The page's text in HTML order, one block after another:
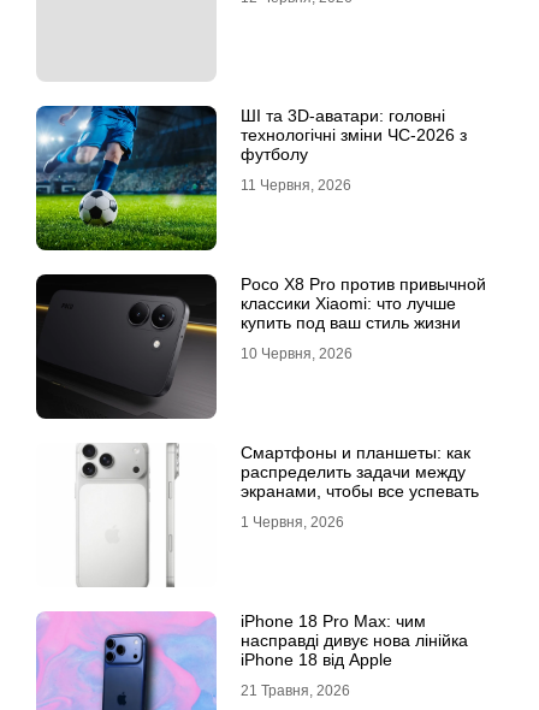
ШІ та 3D-аватари: головні
технологічні зміни ЧС-2026 з
футболу
11 Червня, 2026
Poco X8 Pro против привычной
классики Xiaomi: что лучше
купить под ваш стиль жизни
10 Червня, 2026
Смартфоны и планшеты: как
распределить задачи между
экранами, чтобы все успевать
1 Червня, 2026
iPhone 18 Pro Max: чим
насправді дивує нова лінійка
iPhone 18 від Apple
21 Травня, 2026